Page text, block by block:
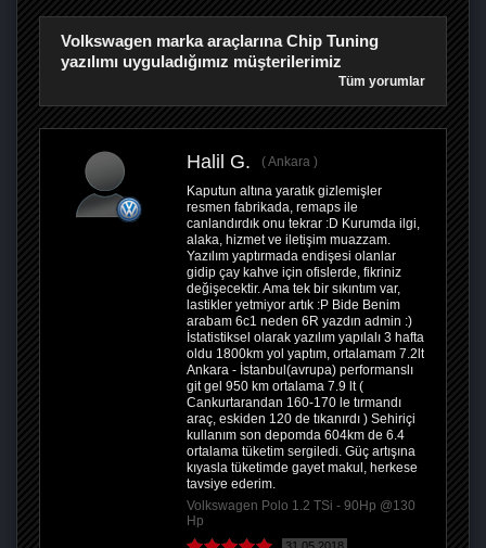
Volkswagen marka araçlarına Chip Tuning
yazılımı uyguladığımız müşterilerimiz
Tüm yorumlar
Halil G.
Ankara
Kaputun altına yaratık gizlemişler
resmen fabrikada, remaps ile
canlandırdık onu tekrar :D Kurumda ilgi,
alaka, hizmet ve iletişim muazzam.
Yazılım yaptırmada endişesi olanlar
gidip çay kahve için ofislerde, fikriniz
değişecektir. Ama tek bir sıkıntım var,
lastikler yetmiyor artık :P Bide Benim
arabam 6c1 neden 6R yazdın admin :)
İstatistiksel olarak yazılım yapılalı 3 hafta
oldu 1800km yol yaptım, ortalamam 7.2lt
Ankara - İstanbul(avrupa) performanslı
git gel 950 km ortalama 7.9 lt (
Cankurtarandan 160-170 le tırmandı
araç, eskiden 120 de tıkanırdı ) Sehiriçi
kullanım son depomda 604km de 6.4
ortalama tüketim sergiledi. Güç artışına
kıyasla tüketimde gayet makul, herkese
tavsiye ederim.
Volkswagen Polo 1.2 TSi - 90Hp @130
Hp